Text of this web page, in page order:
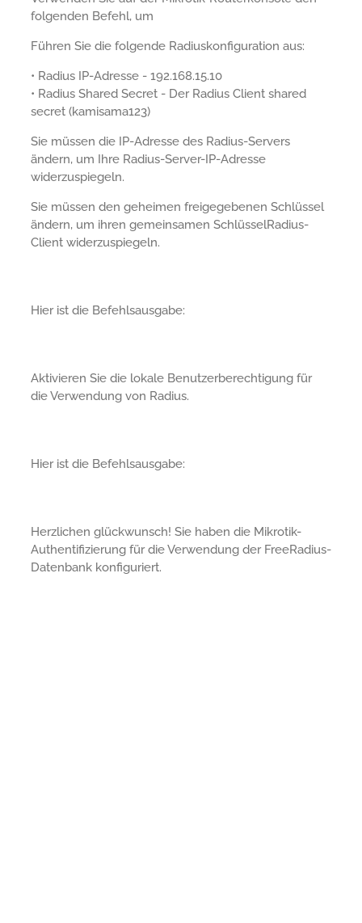
folgenden Befehl, um
Führen Sie die folgende Radiuskonfiguration aus:
• Radius IP-Adresse - 192.168.15.10
• Radius Shared Secret - Der Radius Client shared
secret (kamisama123)
Sie müssen die IP-Adresse des Radius-Servers
ändern, um Ihre Radius-Server-IP-Adresse
widerzuspiegeln.
Sie müssen den geheimen freigegebenen Schlüssel
ändern, um ihren gemeinsamen SchlüsselRadius-
Client widerzuspiegeln.
Hier ist die Befehlsausgabe:
Aktivieren Sie die lokale Benutzerberechtigung für
die Verwendung von Radius.
Hier ist die Befehlsausgabe:
Herzlichen glückwunsch! Sie haben die Mikrotik-
Authentifizierung für die Verwendung der FreeRadius-
Datenbank konfiguriert.